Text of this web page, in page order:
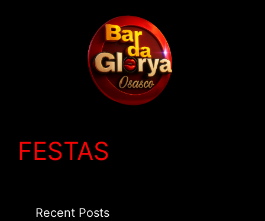
FESTAS
Recent Posts